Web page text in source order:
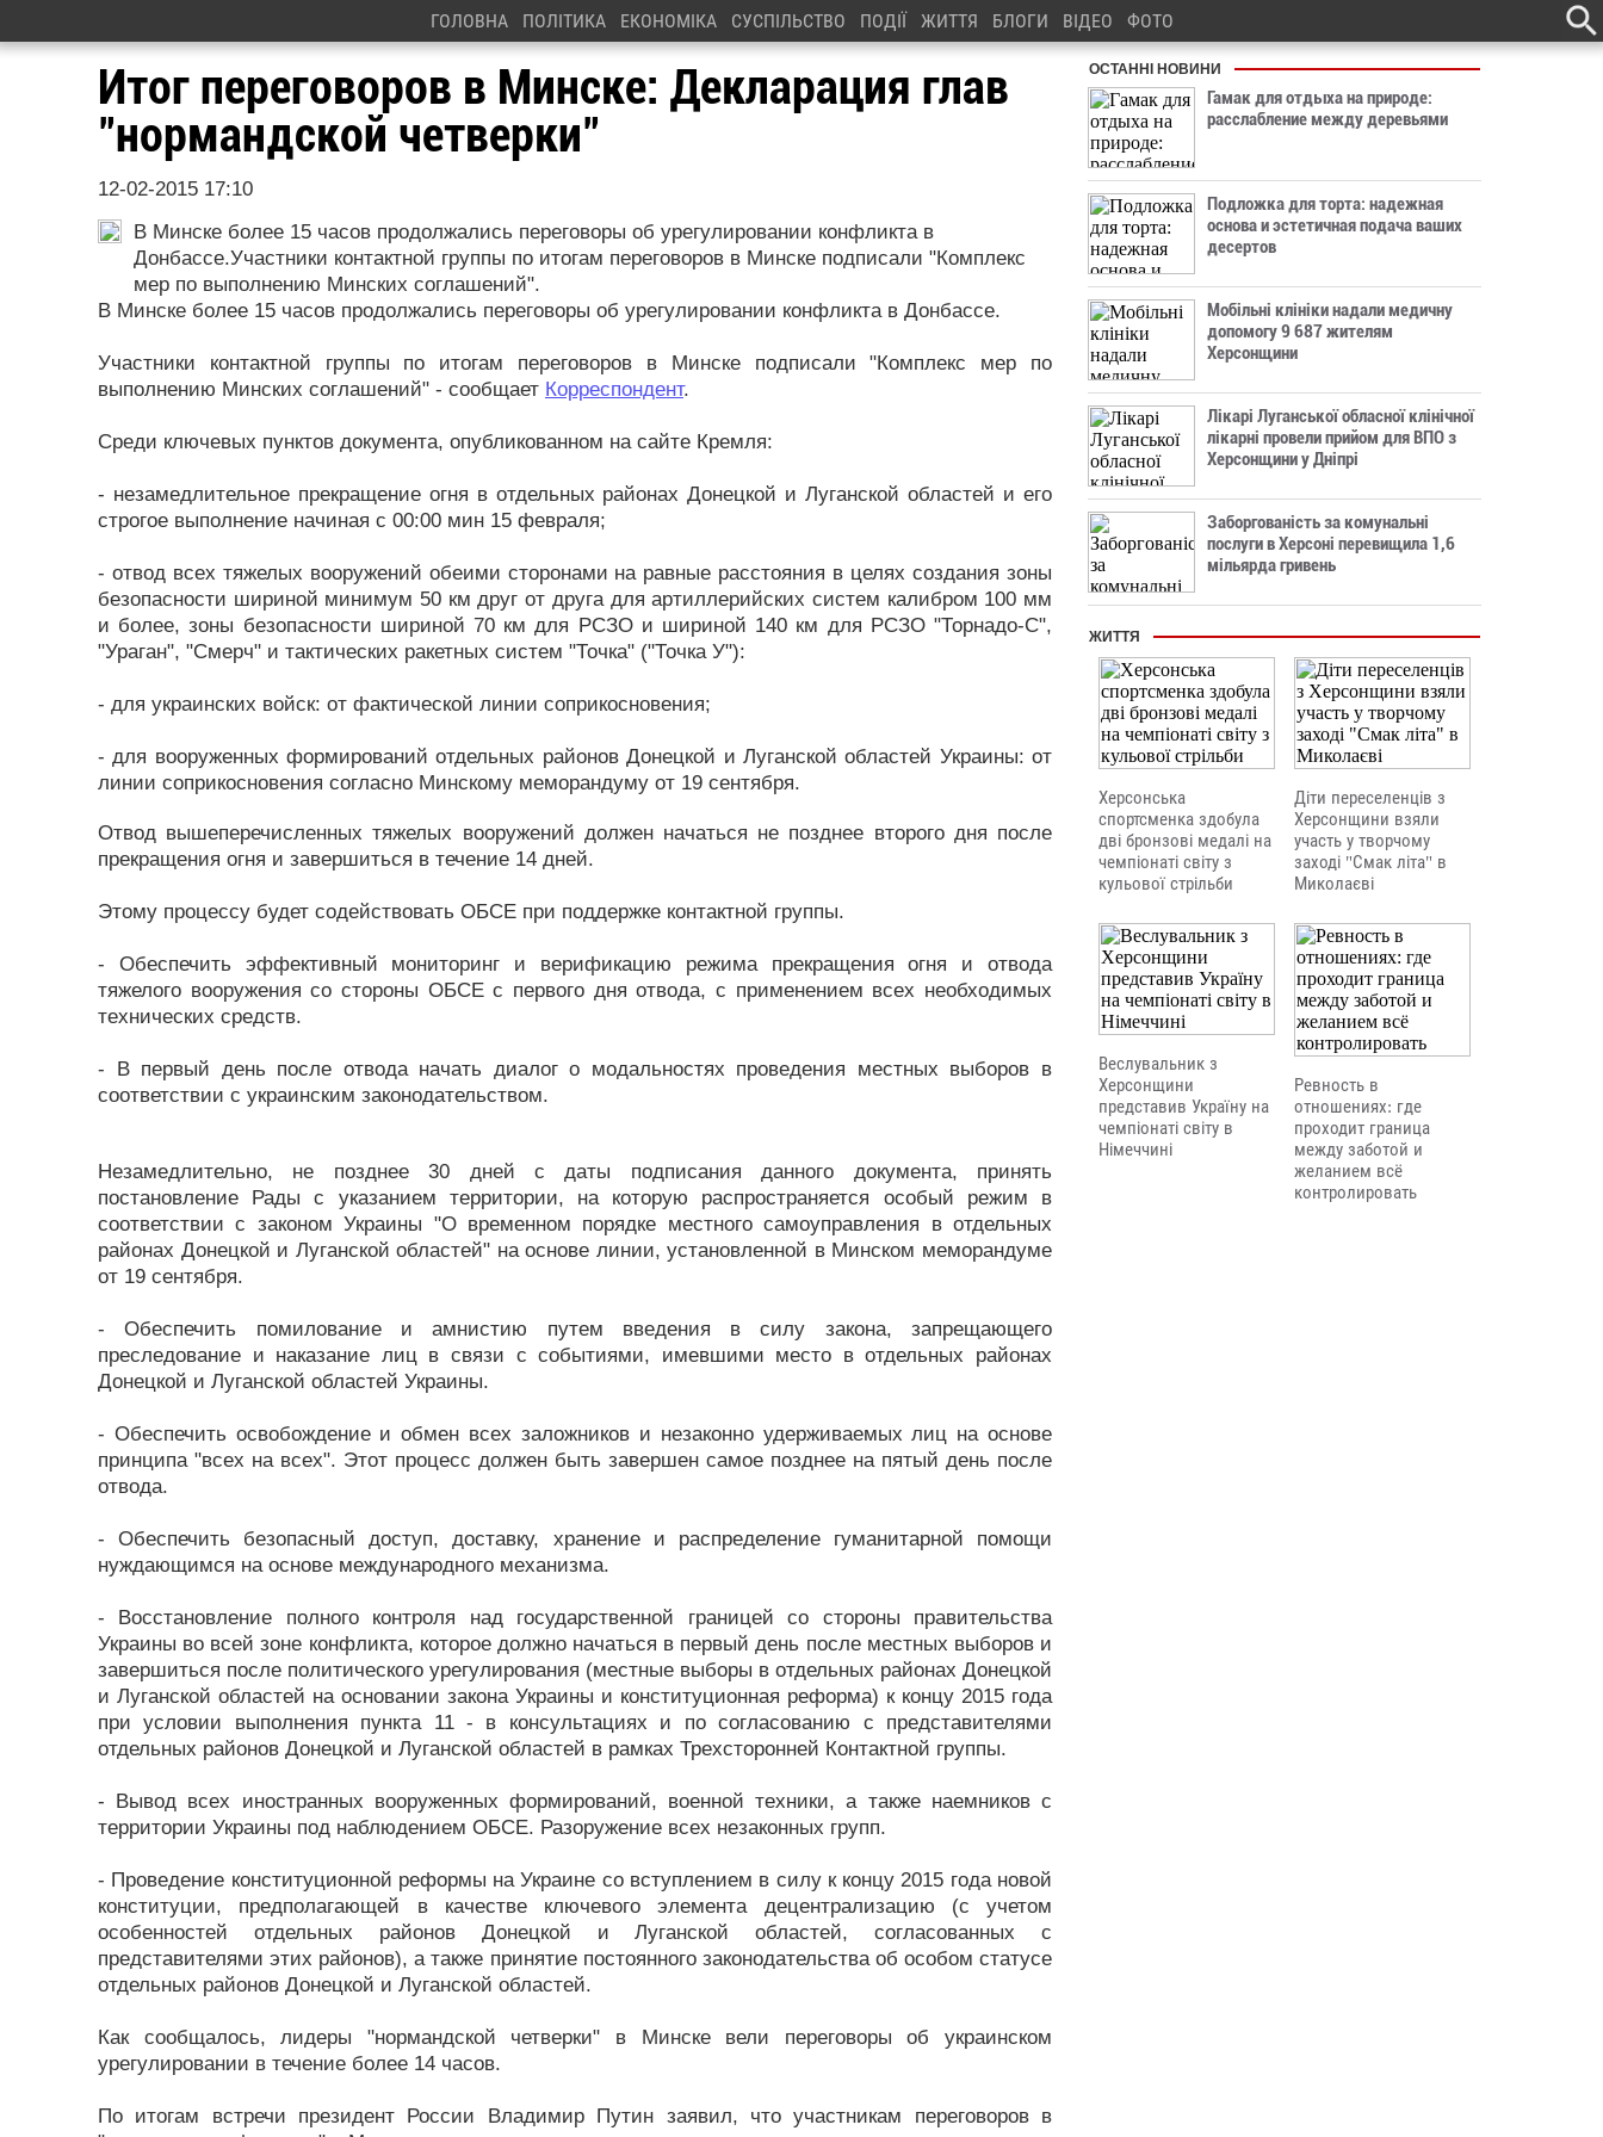
ГОЛОВНА ПОЛІТИКА ЕКОНОМІКА СУСПІЛЬСТВО ПОДІЇ ЖИТТЯ БЛОГИ ВІДЕО ФОТО
Итог переговоров в Минске: Декларация глав
"нормандской четверки"
12-02-2015 17:10
В Минске более 15 часов продолжались переговоры об урегулировании конфликта в
Донбассе.Участники контактной группы по итогам переговоров в Минске подписали "Комплекс
мер по выполнению Минских соглашений".
В Минске более 15 часов продолжались переговоры об урегулировании конфликта в Донбассе.
Участники контактной группы по итогам переговоров в Минске подписали "Комплекс мер по
выполнению Минских соглашений" - сообщает Корреспондент.
Среди ключевых пунктов документа, опубликованном на сайте Кремля:
- незамедлительное прекращение огня в отдельных районах Донецкой и Луганской областей и его
строгое выполнение начиная с 00:00 мин 15 февраля;
- отвод всех тяжелых вооружений обеими сторонами на равные расстояния в целях создания зоны
безопасности шириной минимум 50 км друг от друга для артиллерийских систем калибром 100 мм
и более, зоны безопасности шириной 70 км для РСЗО и шириной 140 км для РСЗО "Торнадо-С",
"Ураган", "Смерч" и тактических ракетных систем "Точка" ("Точка У"):
- для украинских войск: от фактической линии соприкосновения;
- для вооруженных формирований отдельных районов Донецкой и Луганской областей Украины: от
линии соприкосновения согласно Минскому меморандуму от 19 сентября.
Отвод вышеперечисленных тяжелых вооружений должен начаться не позднее второго дня после
прекращения огня и завершиться в течение 14 дней.
Этому процессу будет содействовать ОБСЕ при поддержке контактной группы.
- Обеспечить эффективный мониторинг и верификацию режима прекращения огня и отвода
тяжелого вооружения со стороны ОБСЕ с первого дня отвода, с применением всех необходимых
технических средств.
- В первый день после отвода начать диалог о модальностях проведения местных выборов в
соответствии с украинским законодательством.
Незамедлительно, не позднее 30 дней с даты подписания данного документа, принять
постановление Рады с указанием территории, на которую распространяется особый режим в
соответствии с законом Украины "О временном порядке местного самоуправления в отдельных
районах Донецкой и Луганской областей" на основе линии, установленной в Минском меморандуме
от 19 сентября.
- Обеспечить помилование и амнистию путем введения в силу закона, запрещающего
преследование и наказание лиц в связи с событиями, имевшими место в отдельных районах
Донецкой и Луганской областей Украины.
- Обеспечить освобождение и обмен всех заложников и незаконно удерживаемых лиц на основе
принципа "всех на всех". Этот процесс должен быть завершен самое позднее на пятый день после
отвода.
- Обеспечить безопасный доступ, доставку, хранение и распределение гуманитарной помощи
нуждающимся на основе международного механизма.
- Восстановление полного контроля над государственной границей со стороны правительства
Украины во всей зоне конфликта, которое должно начаться в первый день после местных выборов и
завершиться после политического урегулирования (местные выборы в отдельных районах Донецкой
и Луганской областей на основании закона Украины и конституционная реформа) к концу 2015 года
при условии выполнения пункта 11 - в консультациях и по согласованию с представителями
отдельных районов Донецкой и Луганской областей в рамках Трехсторонней Контактной группы.
- Вывод всех иностранных вооруженных формирований, военной техники, а также наемников с
территории Украины под наблюдением ОБСЕ. Разоружение всех незаконных групп.
- Проведение конституционной реформы на Украине со вступлением в силу к концу 2015 года новой
конституции, предполагающей в качестве ключевого элемента децентрализацию (с учетом
особенностей отдельных районов Донецкой и Луганской областей, согласованных с
представителями этих районов), а также принятие постоянного законодательства об особом статусе
отдельных районов Донецкой и Луганской областей.
Как сообщалось, лидеры "нормандской четверки" в Минске вели переговоры об украинском
урегулировании в течение более 14 часов.
По итогам встречи президент России Владимир Путин заявил, что участникам переговоров в
ОСТАННІ НОВИНИ
Гамак для отдыха на природе:
расслабление между деревьями
Подложка для торта: надежная
основа и эстетичная подача ваших
десертов
Мобільні клініки надали медичну
допомогу 9 687 жителям
Херсонщини
Лікарі Луганської обласної клінічної
лікарні провели прийом для ВПО з
Херсонщини у Дніпрі
Заборгованість за комунальні
послуги в Херсоні перевищила 1,6
мільярда гривень
ЖИТТЯ
Херсонська
спортсменка здобула
дві бронзові медалі на
чемпіонаті світу з
кульової стрільби
Діти переселенців з
Херсонщини взяли
участь у творчому
заході "Смак літа" в
Миколаєві
Веслувальник з
Херсонщини
представив Україну на
чемпіонаті світу в
Німеччині
Ревность в
отношениях: где
проходит граница
между заботой и
желанием всё
контролировать